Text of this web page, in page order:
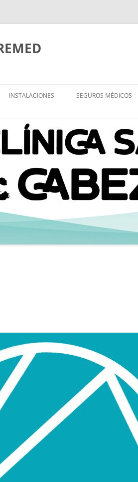
INSTALACIONES SEGUROS MÉDICOS